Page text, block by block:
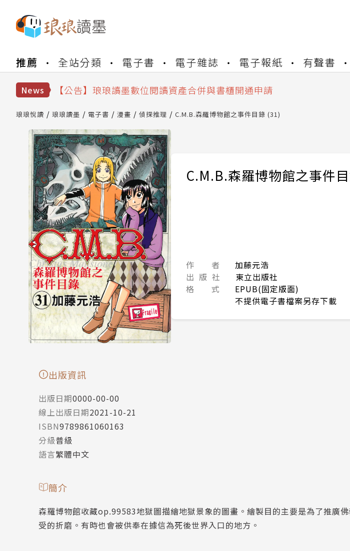
推薦 全站分類 電子書 電子雜誌 電子報紙 有聲書
News
【公告】因 Readmoo 讀墨系統維護中，本站同步暫停部分閱讀服務
【公告】琅琅讀墨書櫃開通常見問題
【公告】琅琅書店服務升級重要說明及資產合併結果查詢
【公告】因 Readmoo 讀墨系統維護中，本站同步暫停部分閱讀服務
琅琅悅讀 琅琅讀墨 電子書 漫畫 偵探推理 C.M.B.森羅博物館之事件目錄 (31)
C.M.B.森羅博物館之事件
作 者
加藤元浩
出 版 社
東立出版社
格 式
EPUB(固定版面)
不提供電子書檔案另存下載
出版資訊
出版日期0000-00-00
線上出版日期2021-10-21
ISBN9789861060163
分級普級
語言繁體中文
簡介
森羅博物館收藏op.99583地獄圖描繪地獄景象的圖畫。繪製目的主要是為了推廣
受的折磨。有時也會被供奉在據信為死後世界入口的地方。